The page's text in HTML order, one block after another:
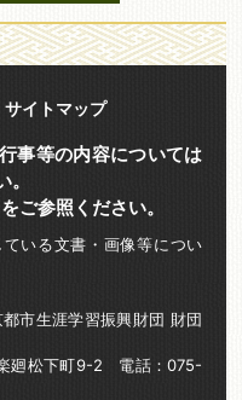
サイトマップ
事等の内容については
ご参照ください。
いる文書・画像等につい
市生涯学習振興財団 財団
廻松下町9-2 電話：075-